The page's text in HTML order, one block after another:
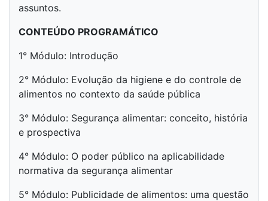
assuntos.
CONTEÚDO PROGRAMÁTICO
1° Módulo: Introdução
2° Módulo: Evolução da higiene e do controle de
alimentos no contexto da saúde pública
3° Módulo: Segurança alimentar: conceito, história
e prospectiva
4° Módulo: O poder público na aplicabilidade
normativa da segurança alimentar
5° Módulo: Publicidade de alimentos: uma questão